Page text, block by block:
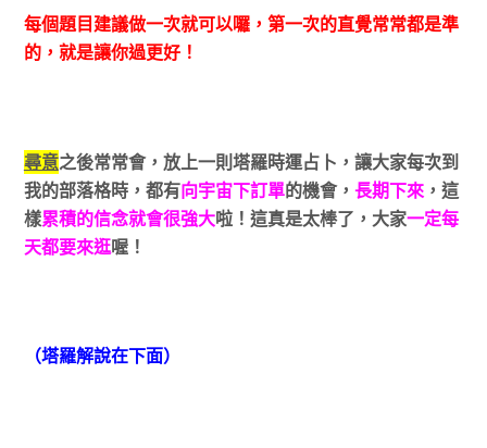
每個題目建議做一次就可以囉，第一次的直覺常常都是準
的，就是讓你過更好！
尋意之後常常會，放上一則塔羅時運占卜，讓大家每次到
我的部落格時，都有向宇宙下訂單的機會， 長期下來，這
樣累積的信念就會很強大啦！這真是太棒了， 大家一定每
天都要來逛喔！
（塔羅解說在下面）